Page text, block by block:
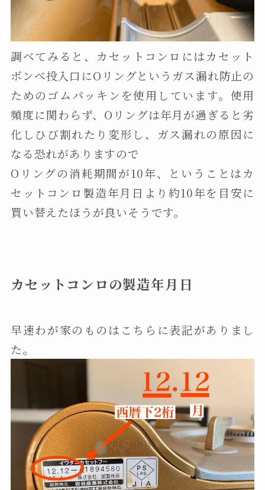
調べてみると、カセットコンロにはカセット
ボンベ投入口にOリングというガス漏れ防止の
ためのゴムパッキンを使用しています。使用
頻度に関わらず、Oリングは年月が過ぎると劣
化しひび割れたり変形し、ガス漏れの原因に
なる恐れがありますので
Oリングの消耗期間が10年、ということはカ
セットコンロ製造年月日より約10年を目安に
買い替えたほうが良いそうです。
カセットコンロの製造年月日
早速わが家のものはこちらに表記がありまし
た。